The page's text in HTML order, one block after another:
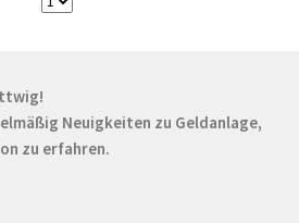
Neuigkeiten zu Geldanlage,
zu erfahren.